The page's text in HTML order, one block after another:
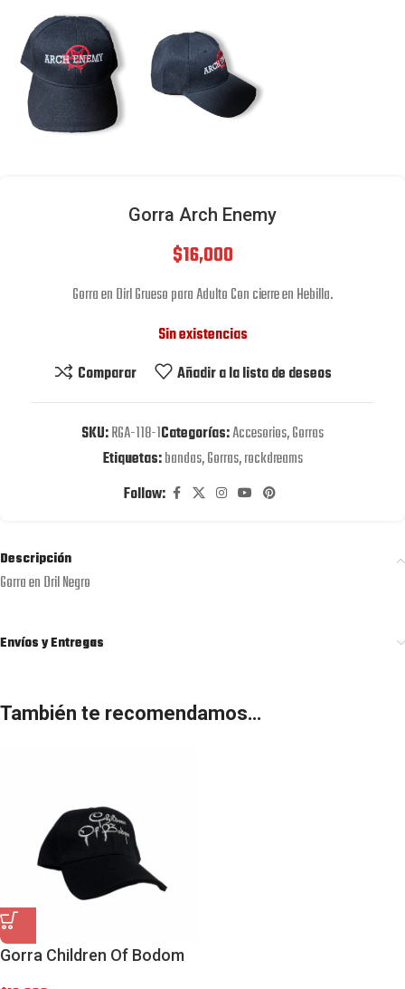
Gorra Arch Enemy
$16,000
Gorra en Dirl Grueso para Adulto Con cierre en Hebilla.
Sin existencias
Comparar
Añadir a la lista de deseos
SKU:RGA-118-1Categorías:Accesorios,Gorras
Etiquetas:bandas,Gorras,rockdreams
Follow:
Descripción
Gorra en Dril Negro
Envíos y Entregas
También te recomendamos…
Gorra Children Of Bodom